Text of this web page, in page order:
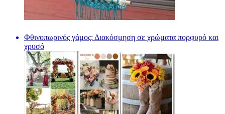
Φθινοπωρινός γάμος: Διακόσμηση σε χρώματα πορφυρό και
χρυσό